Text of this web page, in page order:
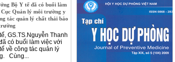
Bộ Y tế đã có buổi làm
Cục Quản lý môi trường y
tác quản lý chất thải bảo
GS.TS.Nguyễn Thanh
có buổi làm việc với
về công tác quản lý
Cùng...